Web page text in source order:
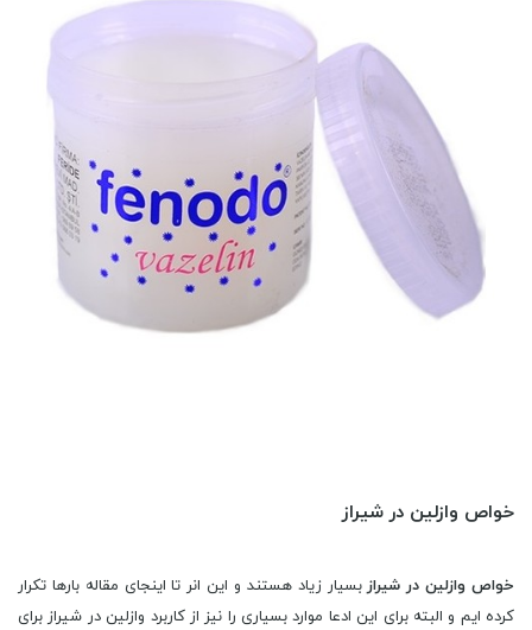
خواص وازلین در شیراز
خواص وازلین در شیرازبسیار زیاد هستند و این انر تا اینجای مقاله بارها تکرار
کرده ایم و البته برای این ادعا موارد بسیاری را نیز از کاربرد وازلین در شیراز برای